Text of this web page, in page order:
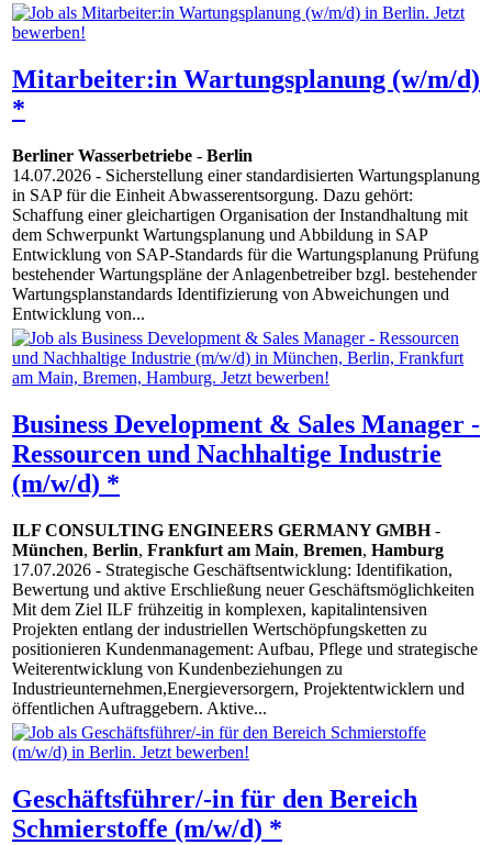
Mitarbeiter:in Wartungsplanung (w/m/d)
*
Berliner Wasserbetriebe - Berlin
14.07.2026 - Sicherstellung einer standardisierten Wartungsplanung
in SAP für die Einheit Abwasserentsorgung. Dazu gehört:
Schaffung einer gleichartigen Organisation der Instandhaltung mit
dem Schwerpunkt Wartungsplanung und Abbildung in SAP
Entwicklung von SAP-Standards für die Wartungsplanung Prüfung
bestehender Wartungspläne der Anlagenbetreiber bzgl. bestehender
Wartungsplanstandards Identifizierung von Abweichungen und
Entwicklung von...
Business Development & Sales Manager -
Ressourcen und Nachhaltige Industrie
(m/w/d) *
ILF CONSULTING ENGINEERS GERMANY GMBH-
München, Berlin, Frankfurt am Main, Bremen, Hamburg
17.07.2026 - Strategische Geschäftsentwicklung: Identifikation,
Bewertung und aktive Erschließung neuer Geschäftsmöglichkeiten
Mit dem Ziel ILF frühzeitig in komplexen, kapitalintensiven
Projekten entlang der industriellen Wertschöpfungsketten zu
positionieren Kundenmanagement: Aufbau, Pflege und strategische
Weiterentwicklung von Kundenbeziehungen zu
Industrieunternehmen,Energieversorgern, Projektentwicklern und
öffentlichen Auftraggebern. Aktive...
Geschäftsführer/-in für den Bereich
Schmierstoffe (m/w/d) *